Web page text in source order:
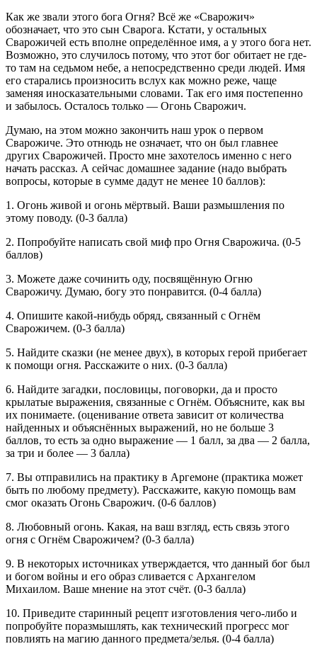
Как же звали этого бога Огня? Всё же «Сварожич»
обозначает, что это сын Сварога. Кстати, у остальных
Сварожичей есть вполне определённое имя, а у этого бога нет.
Возможно, это случилось потому, что этот бог обитает не где-
то там на седьмом небе, а непосредственно среди людей. Имя
его старались произносить вслух как можно реже, чаще
заменяя иносказательными словами. Так его имя постепенно
и забылось. Осталось только — Огонь Сварожич.
Думаю, на этом можно закончить наш урок о первом
Сварожиче. Это отнюдь не означает, что он был главнее
других Сварожичей. Просто мне захотелось именно с него
начать рассказ. А сейчас домашнее задание (надо выбрать
вопросы, которые в сумме дадут не менее 10 баллов):
1. Огонь живой и огонь мёртвый. Ваши размышления по
этому поводу. (0-3 балла)
2. Попробуйте написать свой миф про Огня Сварожича. (0-5
баллов)
3. Можете даже сочинить оду, посвящённую Огню
Сварожичу. Думаю, богу это понравится. (0-4 балла)
4. Опишите какой-нибудь обряд, связанный с Огнём
Сварожичем. (0-3 балла)
5. Найдите сказки (не менее двух), в которых герой прибегает
к помощи огня. Расскажите о них. (0-3 балла)
6. Найдите загадки, пословицы, поговорки, да и просто
крылатые выражения, связанные с Огнём. Объясните, как вы
их понимаете. (оценивание ответа зависит от количества
найденных и объяснённых выражений, но не больше 3
баллов, то есть за одно выражение — 1 балл, за два — 2 балла,
за три и более — 3 балла)
7. Вы отправились на практику в Аргемоне (практика может
быть по любому предмету). Расскажите, какую помощь вам
смог оказать Огонь Сварожич. (0-6 баллов)
8. Любовный огонь. Какая, на ваш взгляд, есть связь этого
огня с Огнём Сварожичем? (0-3 балла)
9. В некоторых источниках утверждается, что данный бог был
и богом войны и его образ сливается с Архангелом
Михаилом. Ваше мнение на этот счёт. (0-3 балла)
10. Приведите старинный рецепт изготовления чего-либо и
попробуйте поразмышлять, как технический прогресс мог
повлиять на магию данного предмета/зелья. (0-4 балла)